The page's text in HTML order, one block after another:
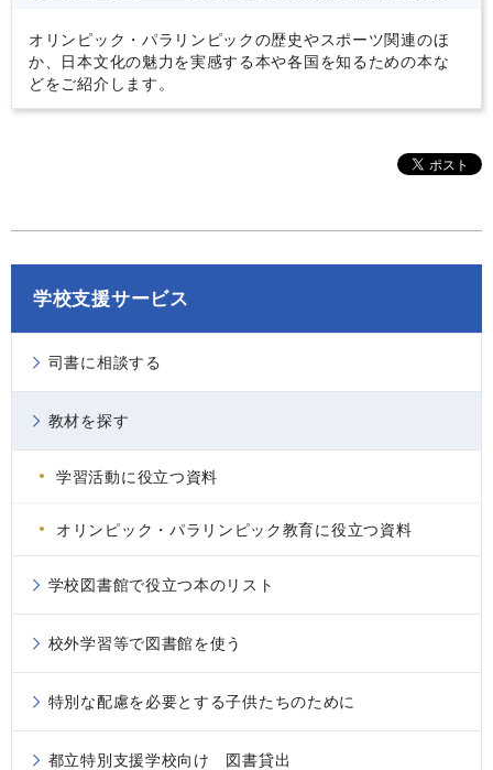
オリンピック・パラリンピックの歴史やスポーツ関連のほ
か、日本文化の魅力を実感する本や各国を知るための本な
どをご紹介します。
学校支援サービス
司書に相談する
教材を探す
学習活動に役立つ資料
オリンピック・パラリンピック教育に役立つ資料
学校図書館で役立つ本のリスト
校外学習等で図書館を使う
特別な配慮を必要とする子供たちのために
都立特別支援学校向け 図書貸出